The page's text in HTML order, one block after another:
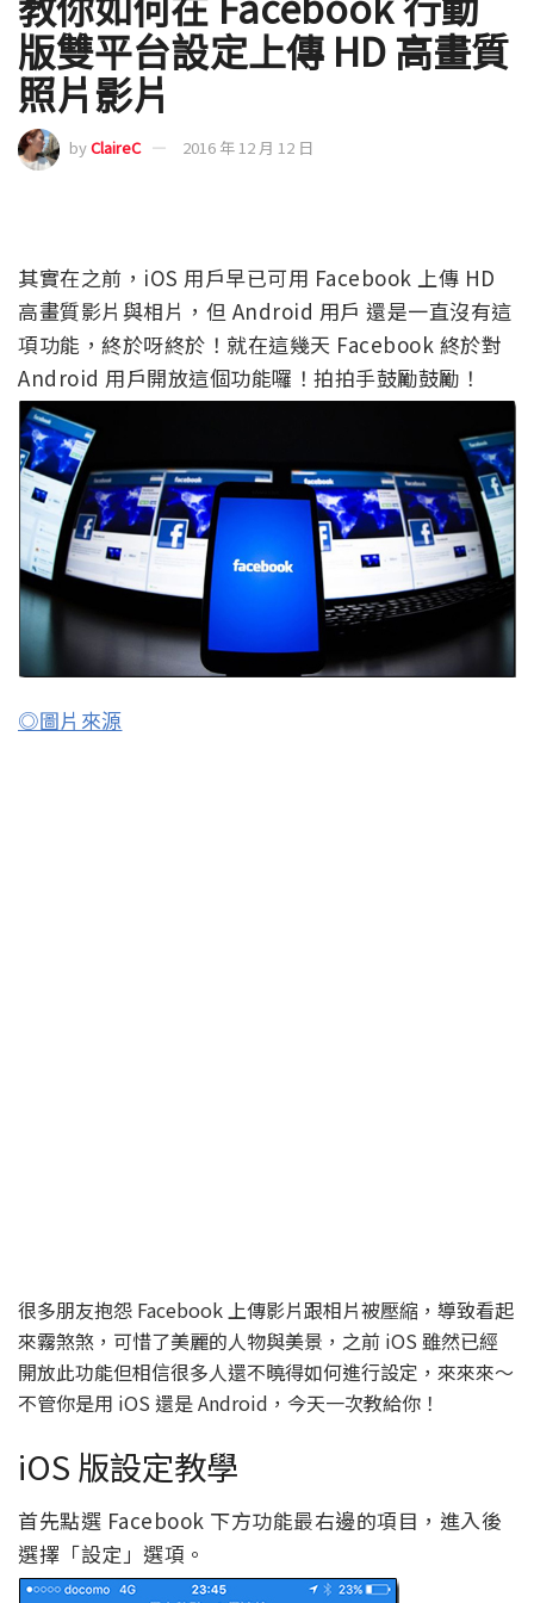
版雙平台設定上傳 HD 高畫質
照片影片
byClaireC 2016 年 12 月 12 日
其實在之前，iOS 用戶早已可用 Facebook 上傳 HD
高畫質影片與相片，但 Android 用戶 還是一直沒有這
項功能，終於呀終於！就在這幾天 Facebook 終於對
Android 用戶開放這個功能囉！拍拍手鼓勵鼓勵！
◎圖片來源
很多朋友抱怨 Facebook 上傳影片跟相片被壓縮，導致看起
來霧煞煞，可惜了美麗的人物與美景，之前 iOS 雖然已經
開放此功能但相信很多人還不曉得如何進行設定，來來來～
不管你是用 iOS 還是 Android，今天一次教給你！
iOS 版設定教學
首先點選 Facebook 下方功能最右邊的項目，進入後
選擇「設定」選項。